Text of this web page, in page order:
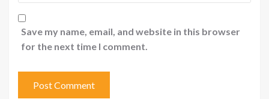
Save my name, email, and website in this browser
for the next time I comment.